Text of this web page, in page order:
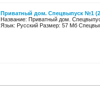
Приватный дом. Спецвыпуск №1
Название: Приватный дом.
Язык: Русский Размер: 57 Мб